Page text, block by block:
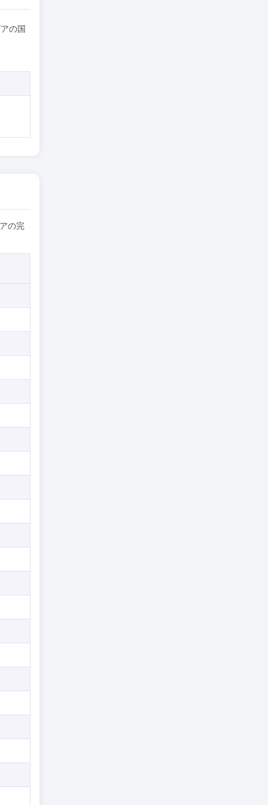
の国
の完